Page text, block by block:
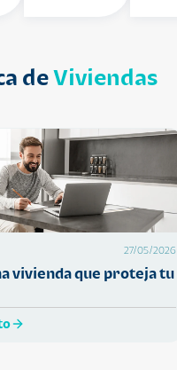
deViviendas
27/05/2026
vivienda que proteja tu